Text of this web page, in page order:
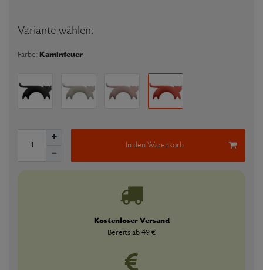
Variante wählen:
Farbe: Kaminfeuer
In den Warenkorb
Kostenloser Versand
Bereits ab 49 €